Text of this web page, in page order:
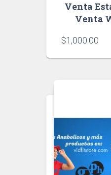
Venta
Venta
$1,000.00